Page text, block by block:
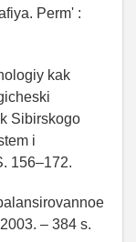
Perm' :
kak
Sibirskogo
i
156–172.
– 384 s.